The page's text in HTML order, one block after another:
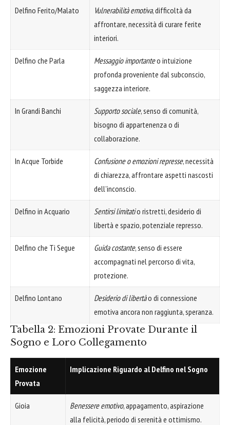
Delfino Ferito/Malato Vulnerabilità emotiva, difficoltà da
affrontare, necessità di curare ferite
interiori.
Delfino che Parla Messaggio importanteo intuizione
profonda proveniente dal subconscio,
saggezza interiore.
In Grandi Banchi Supporto sociale, senso di comunità,
bisogno di appartenenza o di
collaborazione.
In Acque Torbide Confusione o emozioni represse, necessità
di chiarezza, affrontare aspetti nascosti
dell'inconscio.
Delfino in Acquario Sentirsi limitatio ristretti, desiderio di
libertà e spazio, potenziale represso.
Delfino che Ti Segue Guida costante, senso di essere
accompagnati nel percorso di vita,
protezione.
Delfino Lontano Desiderio di libertào di connessione
emotiva ancora non raggiunta, speranza.
Tabella 2: Emozioni Provate Durante il
Sogno e Loro Collegamento
Emozione
Provata
Implicazione Riguardo al Delfino nel Sogno
Gioia Benessere emotivo, appagamento, aspirazione
alla felicità, periodo di serenità e ottimismo.